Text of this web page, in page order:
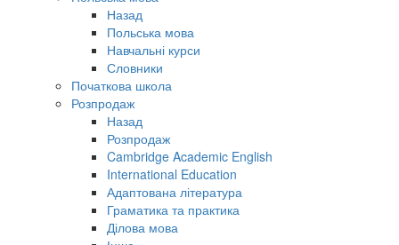
Назад
Польська мова
Навчальні курси
Словники
Початкова школа
Розпродаж
Назад
Розпродаж
Cambridge Academic English
International Education
Адаптована література
Граматика та практика
Ділова мова